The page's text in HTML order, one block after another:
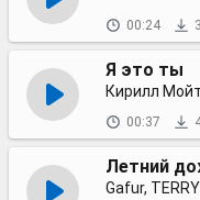
00:24
Я это ты
Кирилл
00:37
Летний
Gafur, TERRY